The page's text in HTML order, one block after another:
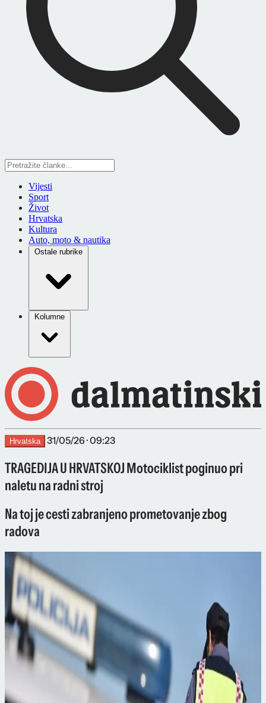
Vijesti
Sport
Život
Hrvatska
Kultura
Auto, moto & nautika
Ostale rubrike
Kolumne
Hrvatska 31/05/26 · 09:23
TRAGEDIJA U HRVATSKOJ Motociklist poginuo pri
naletu na radni stroj
Na toj je cesti zabranjeno prometovanje zbog
radova